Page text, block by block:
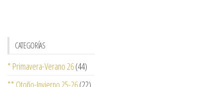
CATEGORÍAS
* Primavera-Verano 26(44)
** Otoño-Invierno 25-26(22)